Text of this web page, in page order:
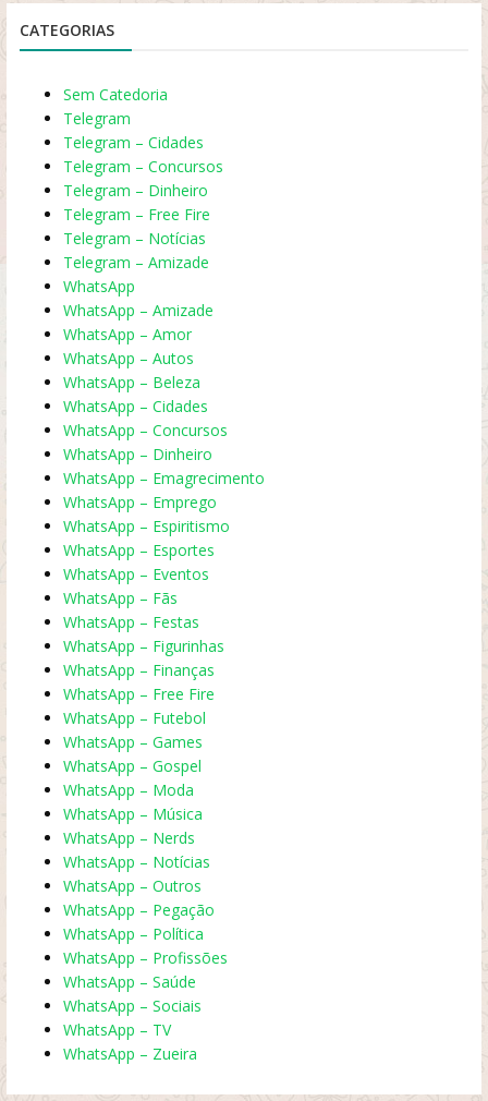
CATEGORIAS
Sem Catedoria
Telegram
Telegram – Cidades
Telegram – Concursos
Telegram – Dinheiro
Telegram – Free Fire
Telegram – Notícias
Telegram – Amizade
WhatsApp
WhatsApp – Amizade
WhatsApp – Amor
WhatsApp – Autos
WhatsApp – Beleza
WhatsApp – Cidades
WhatsApp – Concursos
WhatsApp – Dinheiro
WhatsApp – Emagrecimento
WhatsApp – Emprego
WhatsApp – Espiritismo
WhatsApp – Esportes
WhatsApp – Eventos
WhatsApp – Fãs
WhatsApp – Festas
WhatsApp – Figurinhas
WhatsApp – Finanças
WhatsApp – Free Fire
WhatsApp – Futebol
WhatsApp – Games
WhatsApp – Gospel
WhatsApp – Moda
WhatsApp – Música
WhatsApp – Nerds
WhatsApp – Notícias
WhatsApp – Outros
WhatsApp – Pegação
WhatsApp – Política
WhatsApp – Profissões
WhatsApp – Saúde
WhatsApp – Sociais
WhatsApp – TV
WhatsApp – Zueira